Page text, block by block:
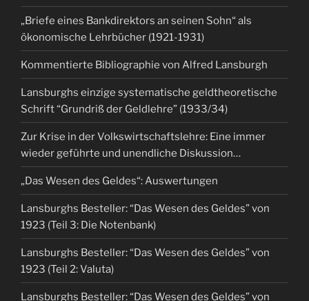
„Briefe eines Bankdirektors an seinen Sohn“ als
ökonomische Lehrbücher (1921-1931)
Kommentierte Bibliographie von Alfred Lansburgh
Lansburghs einzige systematische geldtheoretische
Schrift “Grundriß der Geldlehre” (1933/34)
Zur Krise in der Volkswirtschaftslehre: Eine immer
wieder geführte und unendliche Diskussion…
„Das Wesen des Geldes“: Auswertungen
Lansburghs Besteller: “Das Wesen des Geldes” von
1923 (Teil 3: Die Notenbank)
Lansburghs Besteller: “Das Wesen des Geldes” von
1923 (Teil 2: Valuta)
Lansburghs Besteller: “Das Wesen des Geldes” von